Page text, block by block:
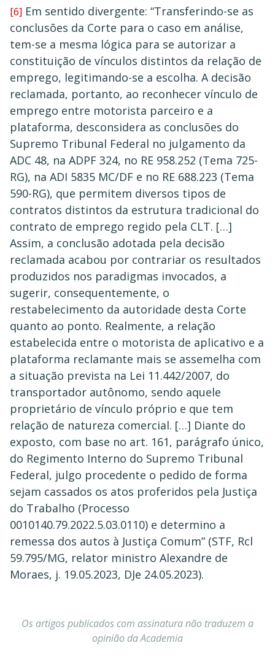
[6] Em sentido divergente: “Transferindo-se as
conclusões da Corte para o caso em análise,
tem-se a mesma lógica para se autorizar a
constituição de vínculos distintos da relação de
emprego, legitimando-se a escolha. A decisão
reclamada, portanto, ao reconhecer vínculo de
emprego entre motorista parceiro e a
plataforma, desconsidera as conclusões do
Supremo Tribunal Federal no julgamento da
ADC 48, na ADPF 324, no RE 958.252 (Tema 725-
RG), na ADI 5835 MC/DF e no RE 688.223 (Tema
590-RG), que permitem diversos tipos de
contratos distintos da estrutura tradicional do
contrato de emprego regido pela CLT. […]
Assim, a conclusão adotada pela decisão
reclamada acabou por contrariar os resultados
produzidos nos paradigmas invocados, a
sugerir, consequentemente, o
restabelecimento da autoridade desta Corte
quanto ao ponto. Realmente, a relação
estabelecida entre o motorista de aplicativo e a
plataforma reclamante mais se assemelha com
a situação prevista na Lei 11.442/2007, do
transportador autônomo, sendo aquele
proprietário de vínculo próprio e que tem
relação de natureza comercial. […] Diante do
exposto, com base no art. 161, parágrafo único,
do Regimento Interno do Supremo Tribunal
Federal, julgo procedente o pedido de forma
sejam cassados os atos proferidos pela Justiça
do Trabalho (Processo
0010140.79.2022.5.03.0110) e determino a
remessa dos autos à Justiça Comum” (STF, Rcl
59.795/MG, relator ministro Alexandre de
Moraes, j. 19.05.2023, DJe 24.05.2023).
Os artigos publicados com assinatura não traduzem a
opinião da Academia